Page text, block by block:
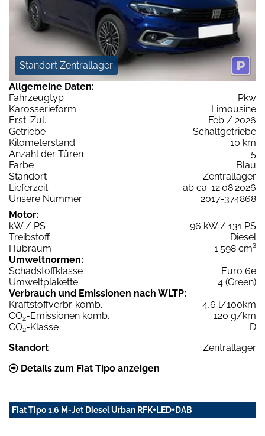
Standort Zentrallager
Allgemeine Daten:
Fahrzeugtyp
Pkw
Karosserieform
Limousine
Erst-Zul.
Feb / 2026
Getriebe
Schaltgetriebe
Kilometerstand
10 km
Anzahl der Türen
5
Farbe
Blau
Standort
Zentrallager
Lieferzeit
ab ca. 12.08.2026
Unsere Nummer
2017-374868
Motor:
kW / PS
96 kW / 131 PS
Treibstoff
Diesel
Hubraum
1.598 cm³
Umweltnormen:
Schadstoffklasse
Euro 6e
Umweltplakette
4 (Green)
Verbrauch und Emissionen nach WLTP:
Kraftstoffverbr. komb.
4,6 l/100km
CO2-Emissionen komb.
120 g/km
CO2-Klasse
D
Standort
Zentrallager
Details zum Fiat Tipo anzeigen
Fiat Tipo 1.6 M-Jet Diesel Urban RFK+LED+DAB